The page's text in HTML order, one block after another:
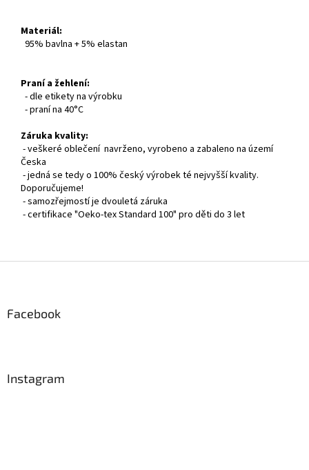
Materiál:
95% bavlna + 5% elastan
Praní a žehlení:
- dle etikety na výrobku
- praní na 40°C
Záruka kvality:
- veškeré oblečení navrženo, vyrobeno a zabaleno na území
Česka
- jedná se tedy o 100% český výrobek té nejvyšší kvality.
Doporučujeme!
- samozřejmostí je dvouletá záruka
- certifikace "Oeko-tex Standard 100" pro děti do 3 let
Facebook
Instagram